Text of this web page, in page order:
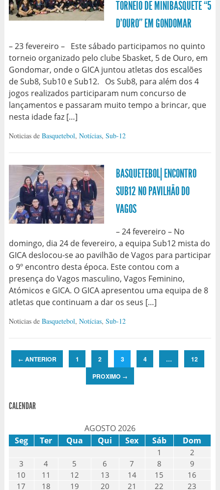
TORNEIO DE MINIBASQUETE “5
D’OURO” EM GONDOMAR
– 23 fevereiro – Este sábado participamos no quinto
torneio organizado pelo clube 5basket, 5 de Ouro, em
Gondomar, onde o GICA juntou atletas dos escalões
de Sub8, Sub10 e Sub12. Os Sub8, para além dos 4
jogos realizados participaram num concurso de
lançamentos e passaram muito tempo a brincar, que
nesta idade faz […]
Noticias de Basquetebol, Notícias, Sub-12
BASQUETEBOL| ENCONTRO
SUB12 NO PAVILHÃO DO
VAGOS
– 24 fevereiro – No
domingo, dia 24 de fevereiro, a equipa Sub12 mista do
GICA deslocou-se ao pavilhão de Vagos para participar
o 9º encontro desta época. Este contou com a
presença do Vagos masculino, Vagos Feminino,
Atómicos e GICA. O GICA apresentou uma equipa de 8
atletas que continuam a dar os seus […]
Noticias de Basquetebol, Notícias, Sub-12
← ANTERIOR 1 2 3 4 …
12
PROXIMO →
CALENDAR
AGOSTO 2026
Seg
Ter Qua Qui Sex Sáb Dom
1
2
3
4 5 6 7 8
9
10
11 12 13 14 15
16
17
18 19 20 21 22 23